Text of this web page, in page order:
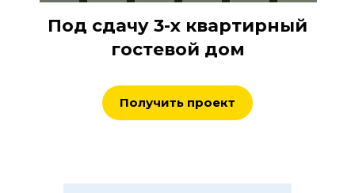
Под сдачу 3-х квартирный
гостевой дом
Получить проект